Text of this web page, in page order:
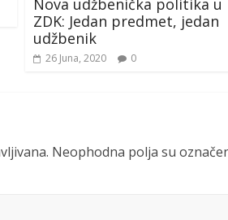
Nova udžbenička politika u
ZDK: Jedan predmet, jedan
udžbenik
26 Juna, 2020 0
Neophodna polja su